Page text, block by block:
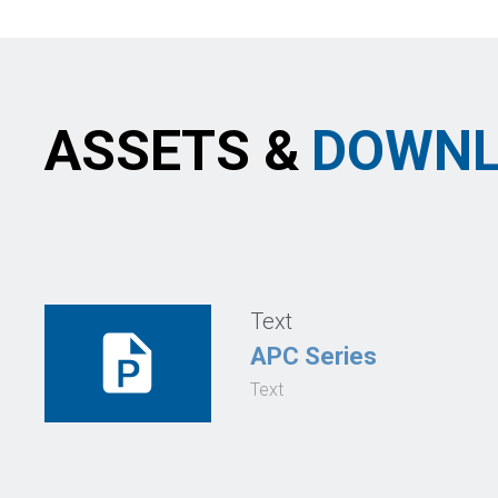
ASSETS &
Text
APC Series
Text